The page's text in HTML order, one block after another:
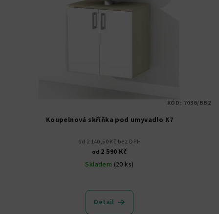
Koupelnová skříňka pod umyvadlo K7
od 2 140,50 Kč bez DPH
od 2 590 Kč
Skladem (20 ks)
hodnocení
produktu
Detail
KÓD: 7036/BB2